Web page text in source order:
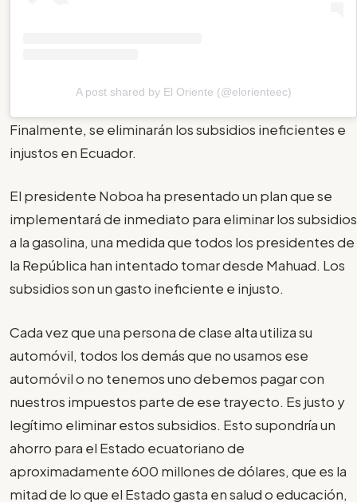
A post shared by El Oriente (@elorienteec)
Finalmente, se eliminarán los subsidios ineficientes e
injustos en Ecuador.
El presidente Noboa ha presentado un plan que se
implementará de inmediato para eliminar los subsidios
a la gasolina, una medida que todos los presidentes de
la República han intentado tomar desde Mahuad. Los
subsidios son un gasto ineficiente e injusto.
Cada vez que una persona de clase alta utiliza su
automóvil, todos los demás que no usamos ese
automóvil o no tenemos uno debemos pagar con
nuestros impuestos parte de ese trayecto. Es justo y
legítimo eliminar estos subsidios. Esto supondría un
ahorro para el Estado ecuatoriano de
aproximadamente 600 millones de dólares, que es la
mitad de lo que el Estado gasta en salud o educación,